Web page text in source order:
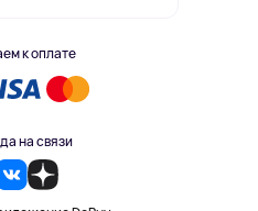
к оплате
на связи